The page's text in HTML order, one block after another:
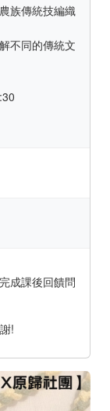
族傳統技編織
不同的傳統文
成課後回饋問
!